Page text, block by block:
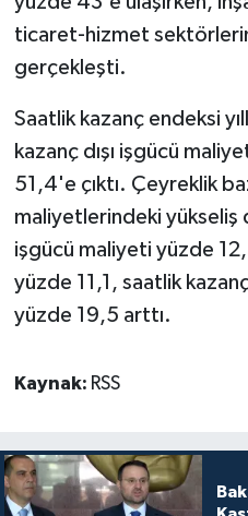
ticaret-hizmet
gerçekleşti.
Saatlik kazanç endeksi
kazanç dışı işgücü
51,4'e çıktı. Çeyreklik
maliyetlerindeki yükseliş
işgücü maliyeti yüzde
yüzde 11,1, saatlik
yüzde 19,5 arttı.
Kaynak: RSS